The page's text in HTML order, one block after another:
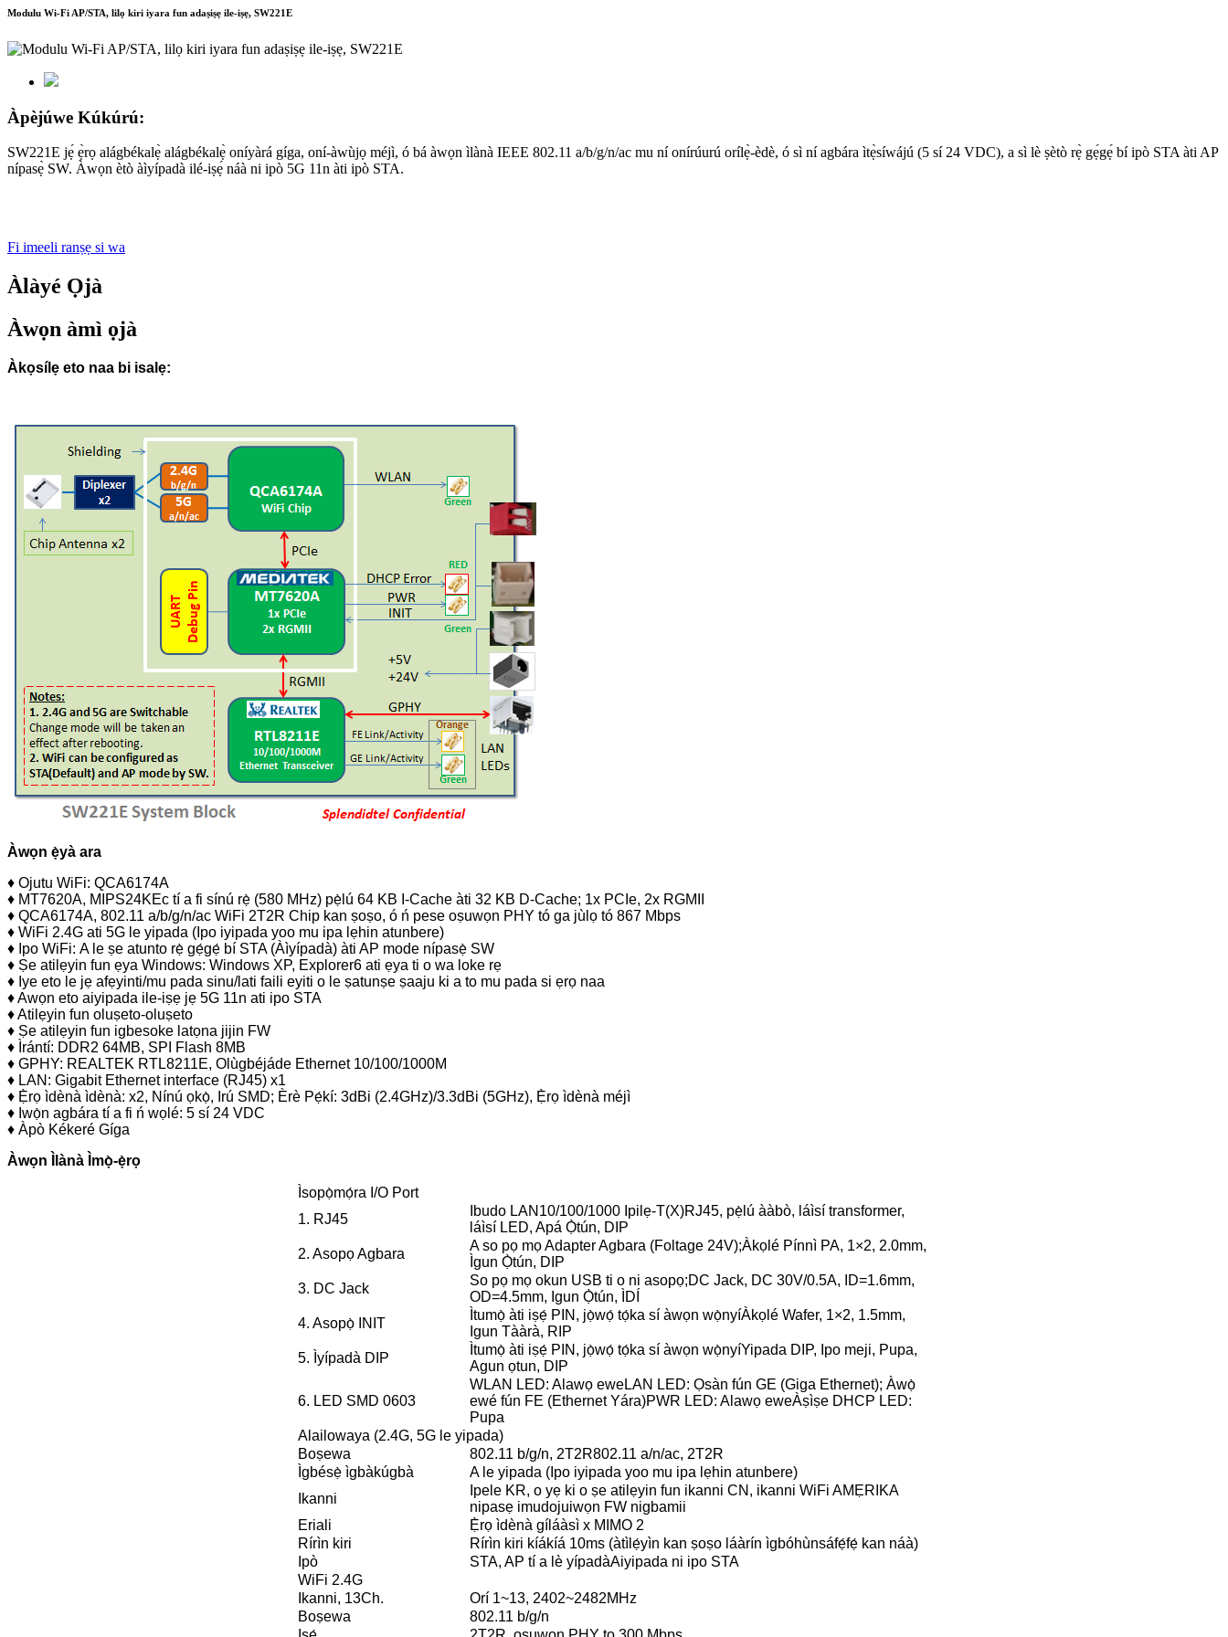
Modulu Wi-Fi AP/STA, lilọ kiri iyara fun adaṣiṣẹ ile-iṣẹ, SW221E
Àpèjúwe Kúkúrú:
SW221E jẹ́ ẹ̀rọ alágbékalẹ̀ alágbékalẹ̀ oníyàrá gíga, oní-àwùjọ méjì, ó bá àwọn ìlànà IEEE 802.11 a/b/g/n/ac mu ní onírúurú orílẹ̀-èdè, ó sì ní agbára ìtẹ̀síwájú (5 sí 24 VDC), a sì lè ṣètò rẹ̀ gẹ́gẹ́ bí ipò STA àti AP
nípasẹ̀ SW. Àwọn ètò àìyípadà ilé-iṣẹ́ náà ni ipò 5G 11n àti ipò STA.
Fi imeeli ranṣẹ si wa
Àlàyé Ọjà
Àwọn àmì ọjà
Àkọsílẹ eto naa bi isalẹ:
Àwọn ẹ̀yà ara
♦ Ojutu WiFi: QCA6174A
♦ MT7620A, MIPS24KEc tí a fi sínú rẹ̀ (580 MHz) pẹ̀lú 64 KB I-Cache àti 32 KB D-Cache; 1x PCIe, 2x RGMII
♦ QCA6174A, 802.11 a/b/g/n/ac WiFi 2T2R Chip kan ṣoṣo, ó ń pese oṣuwọn PHY tó ga jùlọ tó 867 Mbps
♦ WiFi 2.4G ati 5G le yipada (Ipo iyipada yoo mu ipa lẹhin atunbere)
♦ Ipo WiFi: A le ṣe atunto rẹ̀ gẹ́gẹ́ bí STA (Àìyípadà) àti AP mode nípasẹ̀ SW
♦ Ṣe atilẹyin fun ẹya Windows: Windows XP, Explorer6 ati ẹya ti o wa loke rẹ
♦ Iye eto le jẹ afẹyinti/mu pada sinu/lati faili eyiti o le ṣatunṣe ṣaaju ki a to mu pada si ẹrọ naa
♦ Awọn eto aiyipada ile-iṣẹ jẹ 5G 11n ati ipo STA
♦ Atilẹyin fun oluṣeto-oluṣeto
♦ Ṣe atilẹyin fun igbesoke latọna jijin FW
♦ Ìrántí: DDR2 64MB, SPI Flash 8MB
♦ GPHY: REALTEK RTL8211E, Olùgbéjáde Ethernet 10/100/1000M
♦ LAN: Gigabit Ethernet interface (RJ45) x1
♦ Ẹ̀rọ ìdènà ìdènà: x2, Nínú ọkọ̀, Irú SMD; Èrè Pẹ́kí: 3dBi (2.4GHz)/3.3dBi (5GHz), Ẹ̀rọ ìdènà méjì
♦ Iwọ̀n agbára tí a fi ń wọlé: 5 sí 24 VDC
♦ Àpò Kékeré Gíga
Àwọn Ìlànà Ìmọ̀-ẹ̀rọ
Ìsopọ̀mọ́ra I/O Port
1. RJ45
Ibudo LAN 10/100/1000 Ipilẹ-T(X)RJ45, pẹ̀lú ààbò, láìsí transformer,
láìsí LED, Apá Ọ̀tún, DIP
2. Asopọ Agbara
A so pọ mọ Adapter Agbara (Foltage 24V);Àkọlé Pínnì PA, 1×2, 2.0mm,
Ìgun Ọ̀tún, DIP
3. DC Jack
So pọ mọ okun USB ti o ni asopọ;DC Jack, DC 30V/0.5A, ID=1.6mm,
OD=4.5mm, Igun Ọ̀tún, ÌDÍ
4. Asopọ̀ INIT
Ìtumọ̀ àti iṣẹ́ PIN, jọ̀wọ́ tọ́ka sí àwọn wọ̀nyíÀkọlé Wafer, 1×2, 1.5mm,
Igun Tààrà, RIP
5. Ìyípadà DIP
Ìtumọ̀ àti iṣẹ́ PIN, jọ̀wọ́ tọ́ka sí àwọn wọ̀nyíYipada DIP, Ipo meji, Pupa,
Agun ọtun, DIP
6. LED SMD 0603
WLAN LED: Alawọ eweLAN LED: Ọsàn fún GE (Giga Ethernet); Àwọ̀
ewé fún FE (Ethernet Yára)PWR LED: Alawọ eweÀṣìṣe DHCP LED:
Pupa
Alailowaya (2.4G, 5G le yipada)
Boṣewa
802.11 b/g/n, 2T2R802.11 a/n/ac, 2T2R
Ìgbésẹ̀ ìgbàkúgbà
A le yipada (Ipo iyipada yoo mu ipa lẹhin atunbere)
Ikanni
Ipele KR, o yẹ ki o ṣe atilẹyin fun ikanni CN, ikanni WiFi AMẸRIKA
nipasẹ imudojuiwọn FW nigbamii
Eriali
Ẹ̀rọ ìdènà gíláàsì x MIMO 2
Rírìn kiri
Rírìn kiri kíákíá 10ms (àtìlẹ́yìn kan ṣoṣo láàrín ìgbóhùnsáfẹ́fẹ́ kan náà)
Ipò
STA, AP tí a lè yípadàAiyipada ni ipo STA
WiFi 2.4G
Ikanni, 13Ch.
Orí 1~13, 2402~2482MHz
Boṣewa
802.11 b/g/n